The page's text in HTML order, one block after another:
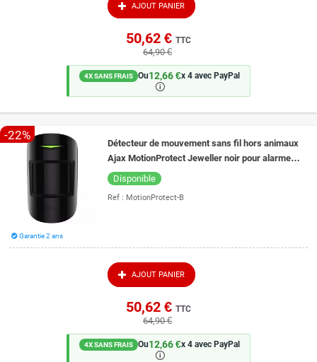
AJOUT PANIER
50,62 € TTC
64,90 €
4X SANS FRAIS Ou12,66 €x 4 avec PayPal
🛈
-22%
Détecteur de mouvement sans fil hors animaux
Ajax MotionProtect Jeweller noir pour alarme
Ajax
Disponible
Ref : MotionProtect-B
Garantie 2 ans
AJOUT PANIER
50,62 € TTC
64,90 €
4X SANS FRAIS Ou12,66 €x 4 avec PayPal
🛈